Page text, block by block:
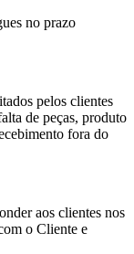
no prazo
pelos clientes
de peças, produto
fora do
aos clientes nos
o Cliente e